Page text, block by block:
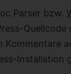
Parser bzw.
Quellcode
Kommentare
Installation